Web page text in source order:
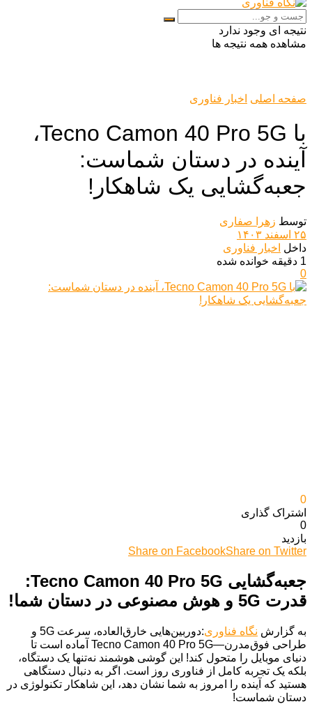
نتیجه ای وجود ندارد
مشاهده همه نتیجه ها
صفحه اصلی اخبار فناوری
با Tecno Camon 40 Pro 5G،
آینده در دستان شماست:
جعبه‌گشایی یک شاهکار!
توسط زهرا صفاری
۲۵ اسفند ۱۴۰۳
داخل اخبار فناوری
1 دقیقه خوانده شده
0
0
اشتراک گذاری‌
0
بازدید
Share on FacebookShare on Twitter
جعبه‌گشایی Tecno Camon 40 Pro 5G:
قدرت 5G و هوش مصنوعی در دستان شما!
به گزارش نگاه فناوری
:دوربین‌هایی خارق‌العاده، سرعت 5G و
طراحی فوق‌مدرن—Tecno Camon 40 Pro 5G آماده است تا
دنیای موبایل را متحول کند! این گوشی هوشمند نه‌تنها یک دستگاه،
بلکه یک تجربه کامل از فناوری روز است. اگر به دنبال دستگاهی
هستید که آینده را امروز به شما نشان دهد، این شاهکار تکنولوژی در
دستان شماست!